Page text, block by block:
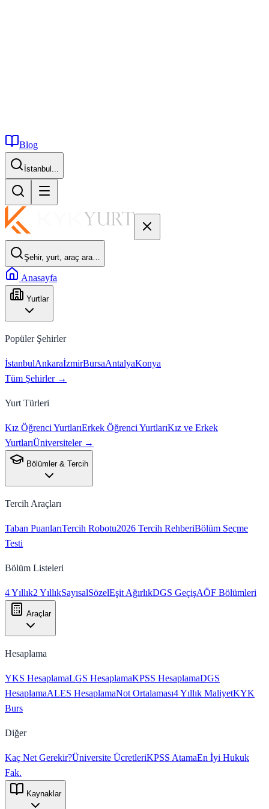
Blog
İstanbul...
Şehir, yurt, araç ara…
Anasayfa
Yurtlar
Popüler Şehirler
İstanbulAnkaraİzmirBursaAntalyaKonya
Tüm Şehirler →
Yurt Türleri
Kız Öğrenci YurtlarıErkek Öğrenci YurtlarıKız ve Erkek
YurtlarıÜniversiteler →
Bölümler & Tercih
Tercih Araçları
Taban PuanlarıTercih Robotu2026 Tercih RehberiBölüm Seçme
Testi
Bölüm Listeleri
4 Yıllık2 YıllıkSayısalSözelEşit AğırlıkDGS GeçişAÖF Bölümleri
Araçlar
Hesaplama
YKS HesaplamaLGS HesaplamaKPSS HesaplamaDGS
HesaplamaALES HesaplamaNot Ortalaması4 Yıllık MaliyetKYK
Burs
Diğer
Kaç Net Gerekir?Üniversite ÜcretleriKPSS AtamaEn İyi Hukuk
Fak.
Kaynaklar